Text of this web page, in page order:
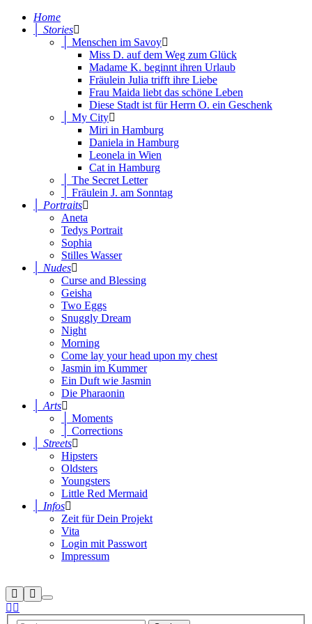
Home
│ Stories
│ Menschen im Savoy
Miss D. auf dem Weg zum Glück
Madame K. beginnt ihren Urlaub
Fräulein Julia trifft ihre Liebe
Frau Maida liebt das schöne Leben
Diese Stadt ist für Herrn O. ein Geschenk
│ My City
Miri in Hamburg
Daniela in Hamburg
Leonela in Wien
Cat in Hamburg
│ The Secret Letter
│ Fräulein J. am Sonntag
│ Portraits
Aneta
Tedys Portrait
Sophia
Stilles Wasser
│ Nudes
Curse and Blessing
Geisha
Two Eggs
Snuggly Dream
Night
Morning
Come lay your head upon my chest
Jasmin im Kummer
Ein Duft wie Jasmin
Die Pharaonin
│ Arts
│ Moments
│ Corrections
│ Streets
Hipsters
Oldsters
Youngsters
Little Red Mermaid
│ Infos
Zeit für Dein Projekt
Vita
Login mit Passwort
Impressum
Suchen
Mehr
InfoHauptmenü